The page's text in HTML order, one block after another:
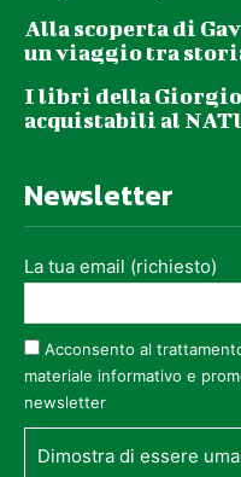
Alla scoperta di
un viaggio tra
I libri della
acquistabili al
Newsletter
La tua email (richiesto)
Acconsento al
materiale informativo e
newsletter
Dimostra di essere